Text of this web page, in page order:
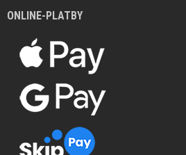
ONLINE-PLATBY